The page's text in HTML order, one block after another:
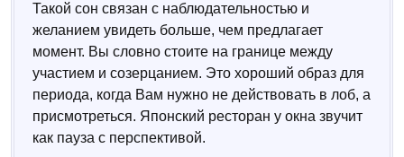
Такой сон связан с наблюдательностью и
желанием увидеть больше, чем предлагает
момент. Вы словно стоите на границе между
участием и созерцанием. Это хороший образ для
периода, когда Вам нужно не действовать в лоб, а
присмотреться. Японский ресторан у окна звучит
как пауза с перспективой.